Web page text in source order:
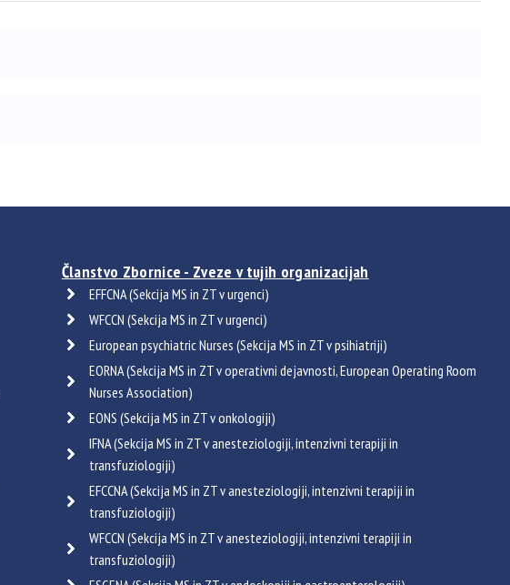
Članstvo Zbornice - Zveze v tujih organizacijah
EFFCNA (Sekcija MS in ZT v urgenci)
WFCCN (Sekcija MS in ZT v urgenci)
European psychiatric Nurses (Sekcija MS in ZT v psihiatriji)
EORNA (Sekcija MS in ZT v operativni dejavnosti, European Operating Room
Nurses Association)
EONS (Sekcija MS in ZT v onkologiji)
IFNA (Sekcija MS in ZT v anesteziologiji, intenzivni terapiji in
transfuziologiji)
EFCCNA (Sekcija MS in ZT v anesteziologiji, intenzivni terapiji in
transfuziologiji)
WFCCN (Sekcija MS in ZT v anesteziologiji, intenzivni terapiji in
transfuziologiji)